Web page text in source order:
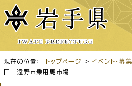
現在の位置： トップページ >イベント・募集
回 遠野市乗用馬市場